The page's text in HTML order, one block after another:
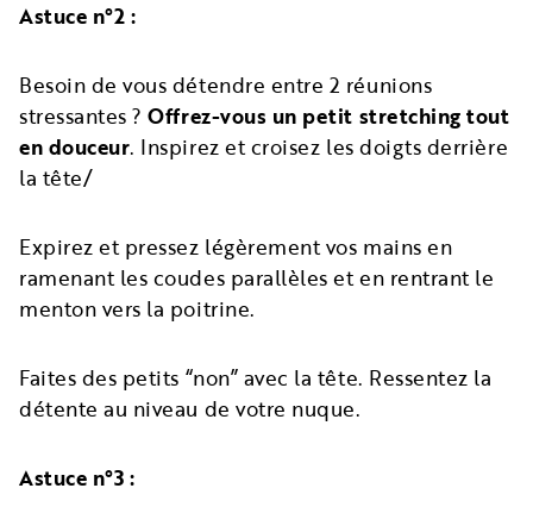
Astuce n°2 :
Besoin de vous détendre entre 2 réunions
stressantes ?Offrez-vous un petit stretching tout
en douceur. Inspirez et croisez les doigts derrière
la tête/
Expirez et pressez légèrement vos mains en
ramenant les coudes parallèles et en rentrant le
menton vers la poitrine.
Faites des petits “non” avec la tête. Ressentez la
détente au niveau de votre nuque.
Astuce n°3 :